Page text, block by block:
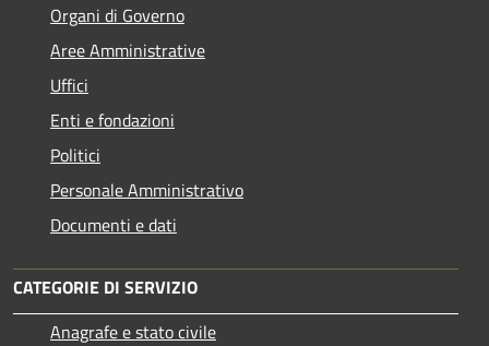
Organi di Governo
Aree Amministrative
Uffici
Enti e fondazioni
Politici
Personale Amministrativo
Documenti e dati
CATEGORIE DI SERVIZIO
Anagrafe e stato civile